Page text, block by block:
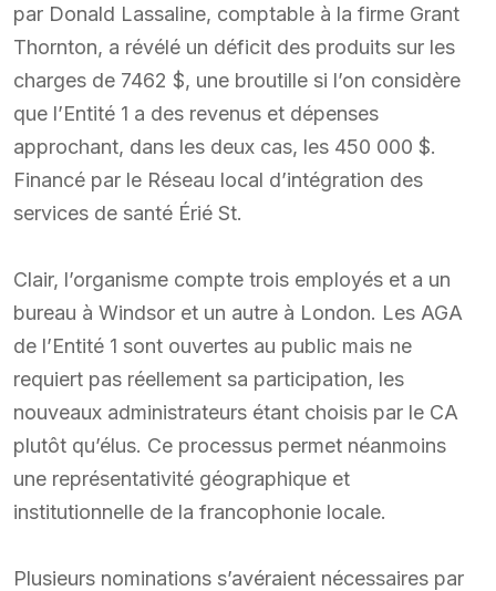
par Donald Lassaline, comptable à la firme Grant
Thornton, a révélé un déficit des produits sur les
charges de 7462 $, une broutille si l’on considère
que l’Entité 1 a des revenus et dépenses
approchant, dans les deux cas, les 450 000 $.
Financé par le Réseau local d’intégration des
services de santé Érié St.
Clair, l’organisme compte trois employés et a un
bureau à Windsor et un autre à London. Les AGA
de l’Entité 1 sont ouvertes au public mais ne
requiert pas réellement sa participation, les
nouveaux administrateurs étant choisis par le CA
plutôt qu’élus. Ce processus permet néanmoins
une représentativité géographique et
institutionnelle de la francophonie locale.
Plusieurs nominations s’avéraient nécessaires par